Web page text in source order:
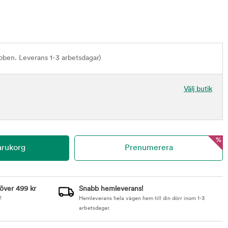
Leverans 1-3 arbetsdagar)
Välj butik
%
499 kr Snabb hemleverans!
Hemleverans hela vägen hem till din dörr inom 1-3
arbetsdagar.